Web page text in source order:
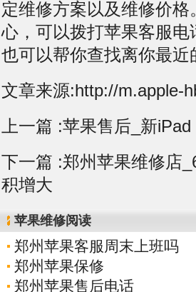
定维修方案以及维修价
心，可以拨打苹果客服
也可以帮你查找离你最
文章来源:http://m.apple-
上一篇 :苹果售后_新
下一篇 :郑州苹果维修店
积增大
苹果维修阅读
郑州苹果客服周末上班吗
郑州苹果保修
郑州苹果售后电话